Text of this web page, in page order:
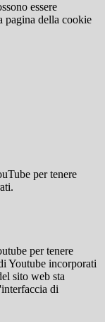
essere
pagina della cookie
per tenere
per tenere
Youtube incorporati
sito web sta
di